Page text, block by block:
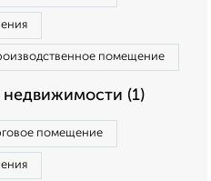
помещение
(1)
помещение